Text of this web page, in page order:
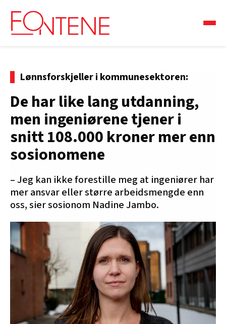
Lønnsforskjeller i kommunesektoren:
De har like lang utdanning,
men ingeniørene tjener i
snitt 108.000 kroner mer enn
sosionomene
– Jeg kan ikke forestille meg at ingeniører har
mer ansvar eller større arbeidsmengde enn
oss, sier sosionom Nadine Jambo.